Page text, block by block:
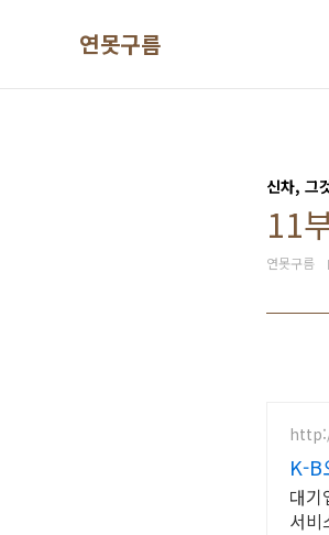
연못구름
신차, 그
11
연못구름
K-B
대기
서비